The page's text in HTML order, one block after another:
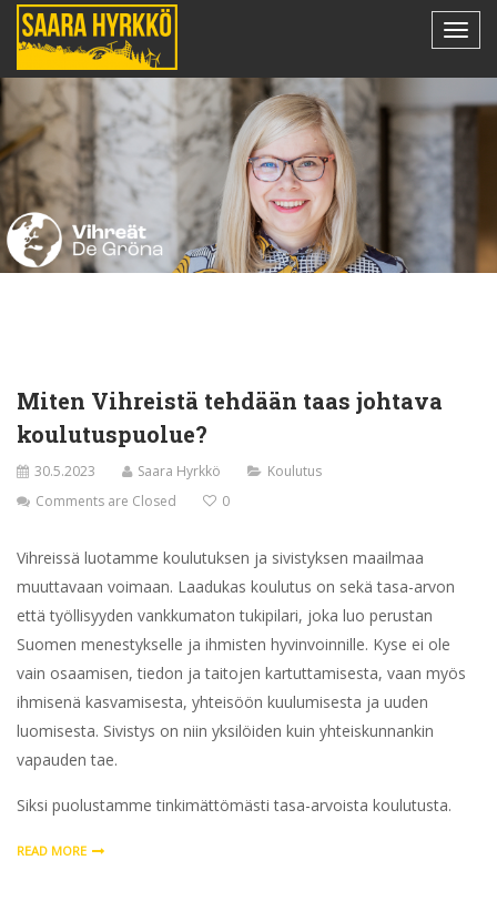
Miten Vihreistä tehdään taas johtava
koulutuspuolue?
30.5.2023 Saara Hyrkkö
Koulutus
Comments are Closed
0
Vihreissä luotamme koulutuksen ja sivistyksen maailmaa
muuttavaan voimaan. Laadukas koulutus on sekä tasa-arvon
että työllisyyden vankkumaton tukipilari, joka luo perustan
Suomen menestykselle ja ihmisten hyvinvoinnille. Kyse ei ole
vain osaamisen, tiedon ja taitojen kartuttamisesta, vaan myös
ihmisenä kasvamisesta, yhteisöön kuulumisesta ja uuden
luomisesta. Sivistys on niin yksilöiden kuin yhteiskunnankin
vapauden tae.
Siksi puolustamme tinkimättömästi tasa-arvoista koulutusta.
READ MORE